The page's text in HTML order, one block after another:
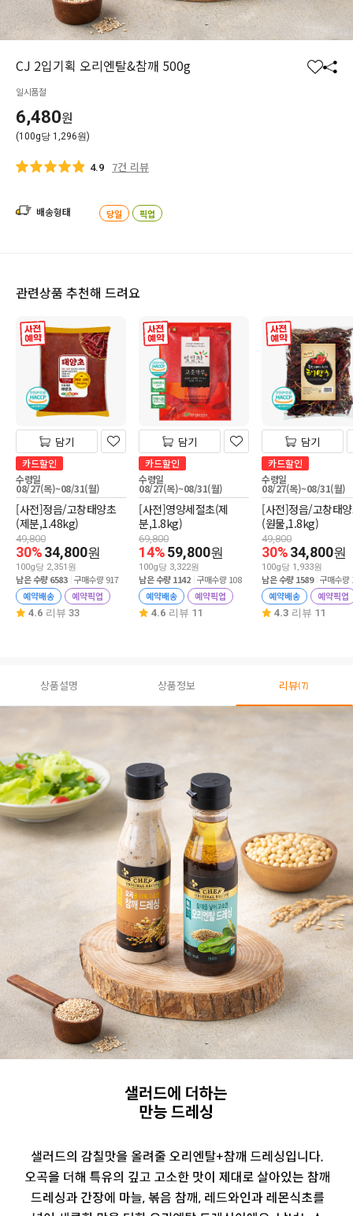
CJ 2입기획 오리엔탈&참깨 500g
찜 공
일시품절
6,480원
(100g당 1,296원)
4.9 7건 리뷰
배송형태 당일 픽업
관련상품 추천해 드려요
담기
카드할인
수령일
08/27(목)~08/31(월)
[사전]정읍/고창태양초
(제분,1.48kg)
49,800
30%34,800원
100g당 2,351원
남은 수량 6583 구매수량 917
예약배송
예약픽업
4.6 리뷰 33
사전 예약
담기
카드할인
수령일
08/27(목)~08/31(월)
[사전]영양세절초(제
분,1.8kg)
69,800
14%59,800원
100g당 3,322원
남은 수량 1142 구매수량 108
예약배송
예약픽업
4.6 리뷰 11
담기
카드할인
수령일
08/27(목)~08/31(월)
[사전]정읍/고창태
(원물,1.8kg)
49,800
30%34,800원
100g당 1,933원
남은 수량 1589 구매수량
예약배송
예약픽업
4.3 리뷰 11
상품설명 상품정보 리뷰(7)